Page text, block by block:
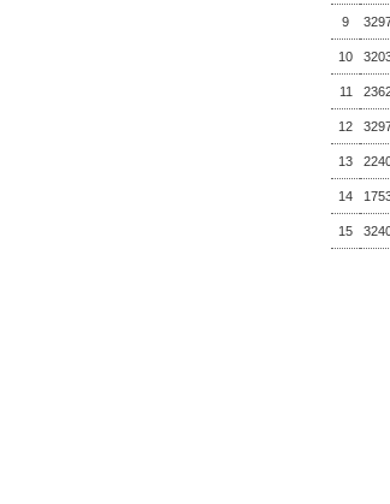
9
10
11
12
13
14
15